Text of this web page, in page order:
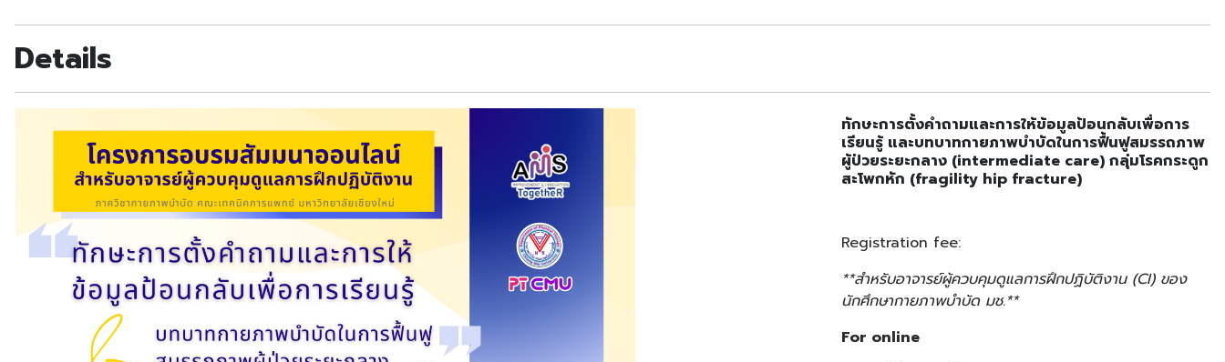
Details
ทักษะการตั้งคำถามและการให้ข้อมูลป้อนกลับเพื่อการ
เรียนรู้ และบทบาทกายภาพบำบัดในการฟื้นฟูสมรรถภาพ
ผู้ป่วยระยะกลาง (intermediate care) กลุ่มโรคกระดูก
สะโพกหัก (fragility hip fracture)
Registration fee:
**สำหรับอาจารย์ผู้ควบคุมดูแลการฝึกปฏิบัติงาน (CI) ของ
นักศึกษากายภาพบำบัด มช.**
For online